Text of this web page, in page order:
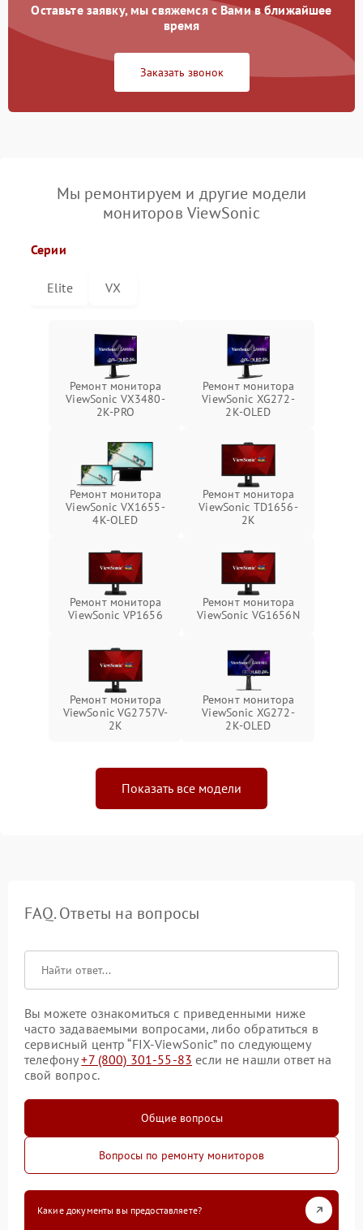
Оставьте заявку, мы свяжемся с Вами в ближайшее
время
Заказать звонок
Мы ремонтируем и другие модели
мониторов ViewSonic
Серии
Elite VX
Ремонт монитора
ViewSonic VX3480-
2K-PRO
Ремонт монитора
ViewSonic XG272-
2K-OLED
Ремонт монитора
ViewSonic VX1655-
4K-OLED
Ремонт монитора
ViewSonic TD1656-
2K
Ремонт монитора
ViewSonic VP1656
Ремонт монитора
ViewSonic VG1656N
Ремонт монитора
ViewSonic VG2757V-
2K
Ремонт монитора
ViewSonic XG272-
2K-OLED
Показать все модели
FAQ. Ответы на вопросы
Вы можете ознакомиться с приведенными ниже
часто задаваемыми вопросами, либо обратиться в
сервисный центр “FIX-ViewSonic” по следующему
телефону+7 (800) 301-55-83 если не нашли ответ на
свой вопрос.
Общие вопросы
Вопросы по ремонту мониторов
Какие документы вы предоставляете?